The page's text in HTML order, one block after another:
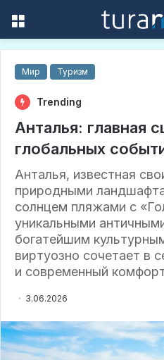
Мир Туризм
Trending
Анталья: главная
глобальных
Анталья, известная
природными
солнцем пляжами с
уникальными
богатейшим
виртуозно сочетает в
и современный
3.06.2026